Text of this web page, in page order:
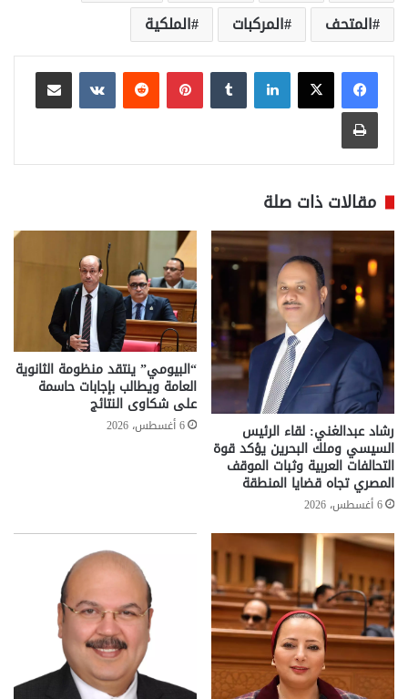
المتحف
المركبات الملكية
لينكدإن بينتيريست
مشاركة عبر البريد
طباعة
مقالات ذات صلة
رشاد عبدالغني: لقاء الرئيس
السيسي وملك البحرين يؤكد قوة
التحالفات العربية وثبات الموقف
المصري تجاه قضايا المنطقة
6 أغسطس، 2026
“البيومي” ينتقد منظومة الثانوية
العامة ويطالب بإجابات حاسمة
على شكاوى النتائج
6 أغسطس، 2026